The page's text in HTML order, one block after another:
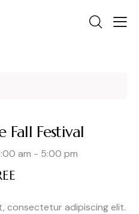
Fall Festival
am - 5:00 pm
consectetur adipiscing elit.